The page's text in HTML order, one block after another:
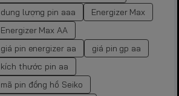
dung lượng pin aaa
Energizer Max
Energizer Max AA
giá pin energizer aa
giá pin gp aa
kích thước pin aa
mã pin đồng hồ Seiko